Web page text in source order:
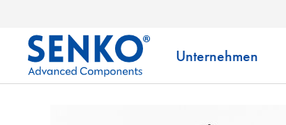
Unternehmen